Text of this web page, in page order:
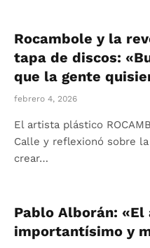
Rocambole y la
tapa de discos:
que la gente
febrero 4, 2026
El artista plástico
Calle y reflexionó sobre
crear…
Pablo Alborán: «El
importantísimo y